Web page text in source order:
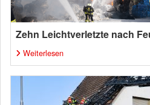
Zehn Leichtverletzte nach
Weiterlesen